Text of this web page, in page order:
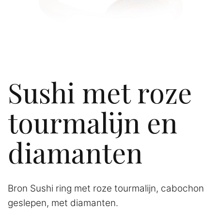
Sushi met roze
tourmalijn en
diamanten
Bron Sushi ring met roze tourmalijn, cabochon
geslepen, met diamanten.